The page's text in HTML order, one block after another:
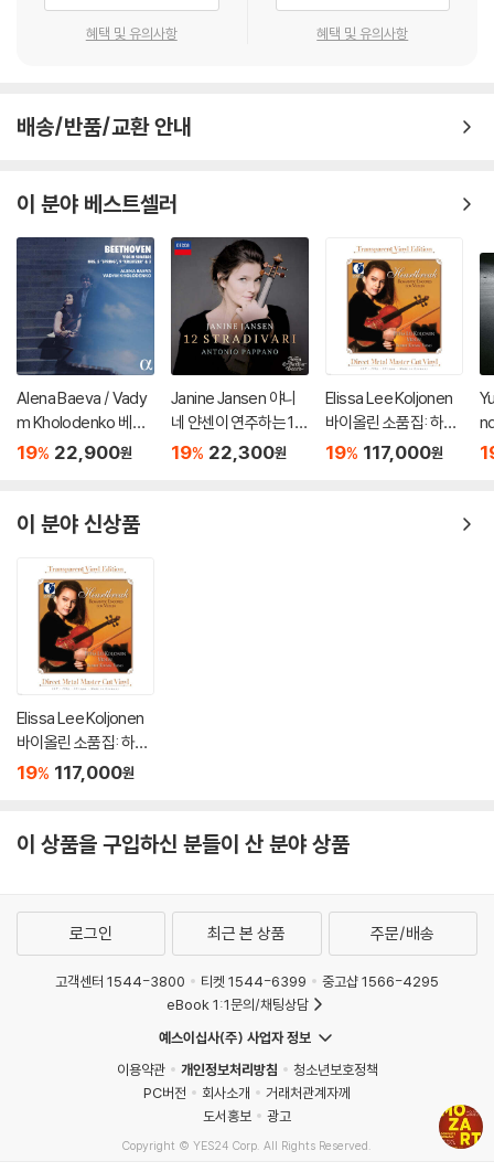
혜택 및 유의사항 혜택 및 유의사항
배송/반품/교환 안내
이 분야 베스트셀러
Alena Baeva / Vady
m Kholodenko 베토
벤: 바이올린 소나타 5
lin Sonatas Nos. 5 "S
19% 22,900원
Janine Jansen 야니
네 얀센이 연주하는 12
개의 스트라디바리 (12
19% 22,300원
Elissa Lee Koljonen
바이올린 소품집: 하트
브레이크 (Heartbrea
19% 117,000원
이 분야 신상품
Elissa Lee Koljonen
바이올린 소품집: 하트
브레이크 (Heartbrea
리어 컬러 2LP]
19% 117,000원
이 상품을 구입하신 분들이 산 분야 상품
로그인 최근 본 상품 주문/배송
고객센터 1544-3800 티켓 1544-6399
중고샵 1566-4295
eBook 1:1문의/채팅상담
예스이십사(주) 사업자 정보
이용약관
개인정보처리방침
청소년보호정책
PC버전
회사소개
거래처관계자께
도서홍보
광고
Copyright © YES24 Corp. All Rights Reserved.